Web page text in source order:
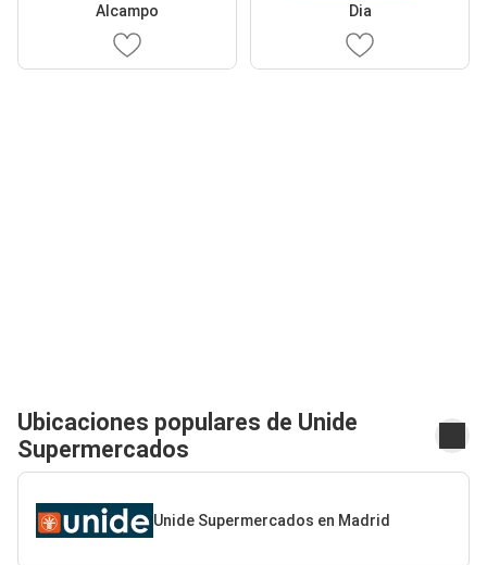
Alcampo Dia
Ubicaciones populares de Unide
Supermercados
Unide Supermercados en Madrid